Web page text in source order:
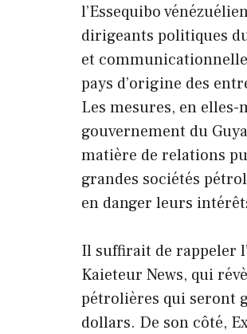
l’Essequibo
dirigeants politiques
et
pays d’origine des
Les mesures, en
gouvernement du
matière de relations
grandes sociétés
en danger leurs
Il suffirait de rappeler
Kaieteur News, qui
pétrolières qui seront
dollars. De son côté,